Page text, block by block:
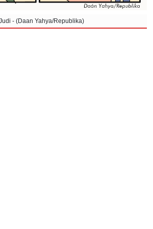
- (Daan Yahya/Republika)